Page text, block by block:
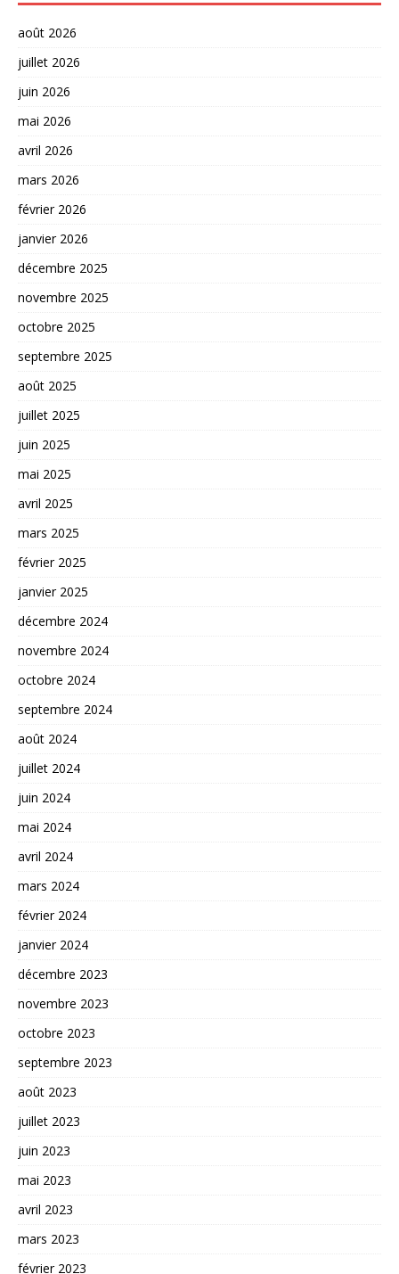
août 2026
juillet 2026
juin 2026
mai 2026
avril 2026
mars 2026
février 2026
janvier 2026
décembre 2025
novembre 2025
octobre 2025
septembre 2025
août 2025
juillet 2025
juin 2025
mai 2025
avril 2025
mars 2025
février 2025
janvier 2025
décembre 2024
novembre 2024
octobre 2024
septembre 2024
août 2024
juillet 2024
juin 2024
mai 2024
avril 2024
mars 2024
février 2024
janvier 2024
décembre 2023
novembre 2023
octobre 2023
septembre 2023
août 2023
juillet 2023
juin 2023
mai 2023
avril 2023
mars 2023
février 2023